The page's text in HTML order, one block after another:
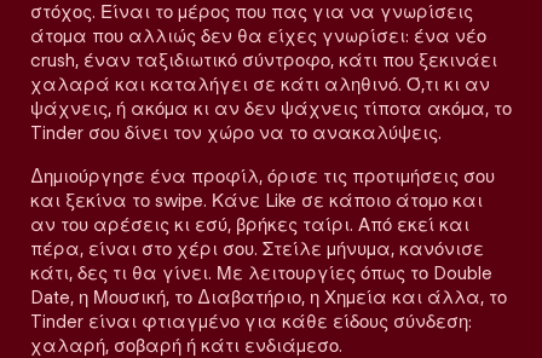
στόχος. Είναι το μέρος που πας για να γνωρίσεις
άτομα που αλλιώς δεν θα είχες γνωρίσει: ένα νέο
crush, έναν ταξιδιωτικό σύντροφο, κάτι που ξεκινάει
χαλαρά και καταλήγει σε κάτι αληθινό. Ό,τι κι αν
ψάχνεις, ή ακόμα κι αν δεν ψάχνεις τίποτα ακόμα, το
Tinder σου δίνει τον χώρο να το ανακαλύψεις.
Δημιούργησε ένα προφίλ, όρισε τις προτιμήσεις σου
και ξεκίνα το swipe. Κάνε Like σε κάποιο άτομο και
αν του αρέσεις κι εσύ, βρήκες ταίρι. Από εκεί και
πέρα, είναι στο χέρι σου. Στείλε μήνυμα, κανόνισε
κάτι, δες τι θα γίνει. Με λειτουργίες όπως το Double
Date, η Μουσική, το Διαβατήριο, η Χημεία και άλλα, το
Tinder είναι φτιαγμένο για κάθε είδους σύνδεση:
χαλαρή, σοβαρή ή κάτι ενδιάμεσο.